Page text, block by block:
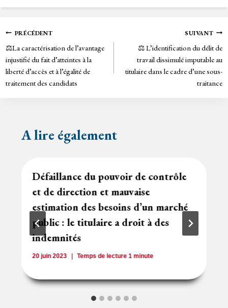
bo tt ail tF
rie
n
dl
y
Navigation
de
l’article
PRÉCÉDENT
⚖️La caractérisation de l’avantage
injustifié du fait d’atteintes à la
liberté d’accès et à l’égalité de
traitement des candidats
SUIVANT
⚖️ L’identification du délit de
travail dissimulé imputable au
titulaire dans le cadre d’une sous-
traitance
A lire également
Défaillance du pouvoir de contrôle
et de direction et mauvaise
estimation des besoins d’un marché
public : le titulaire a droit à des
indemnités
20 juin 2023 Temps de lecture 1minute